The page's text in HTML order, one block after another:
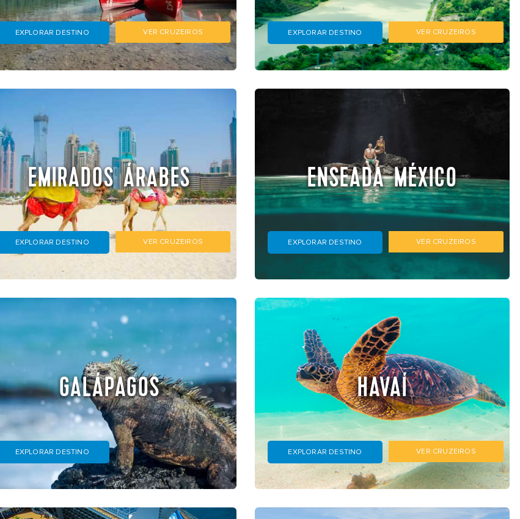
EXPLORAR DESTINO VER CRUZEIROS EXPLORAR DESTINO VER CRUZEIROS
EMIRADOS ÁRABES
EXPLORAR DESTINO VER CRUZEIROS
ENSEADA MÉXICO
EXPLORAR DESTINO VER CRUZEIROS
GALÁPAGOS
EXPLORAR DESTINO
HAVAÍ
EXPLORAR DESTINO VER CRUZEIROS